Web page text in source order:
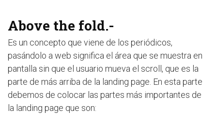
Above the fold.-
Es un concepto que viene de los periódicos,
pasándolo a web significa el área que se muestra en
pantalla sin que el usuario mueva el scroll, que es la
parte de más arriba de la landing page. En esta parte
debemos de colocar las partes más importantes de
la landing page que son: